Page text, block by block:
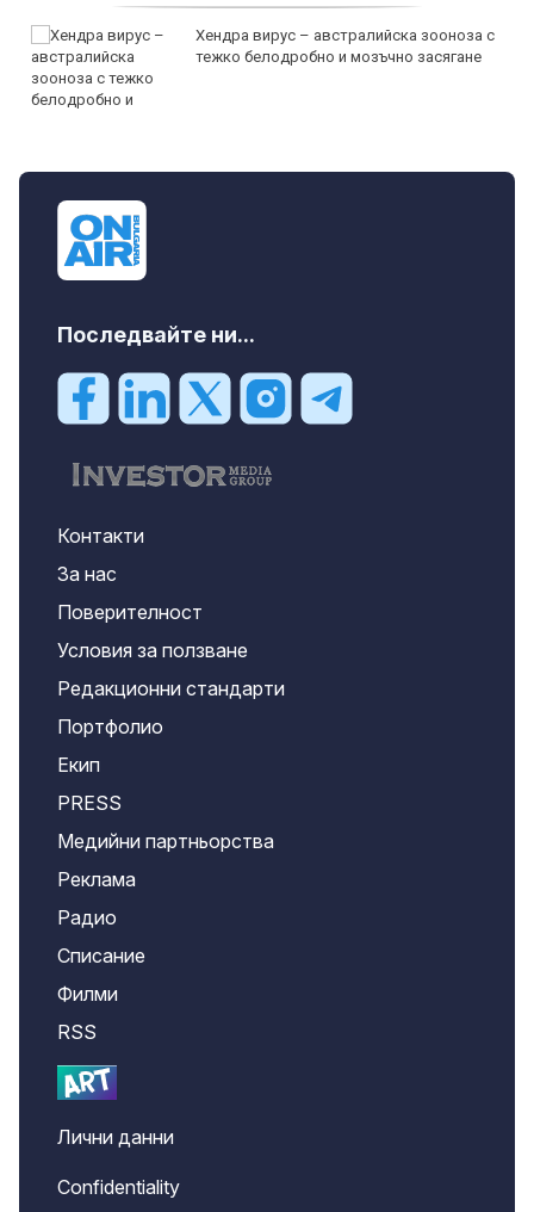
Хендра вирус – австралийска зооноза с
тежко белодробно и мозъчно засягане
Последвайте ни...
Контакти
За нас
Поверителност
Условия за ползване
Редакционни стандарти
Портфолио
Екип
PRESS
Медийни партньорства
Реклама
Радио
Списание
Филми
RSS
Лични данни
Confidentiality